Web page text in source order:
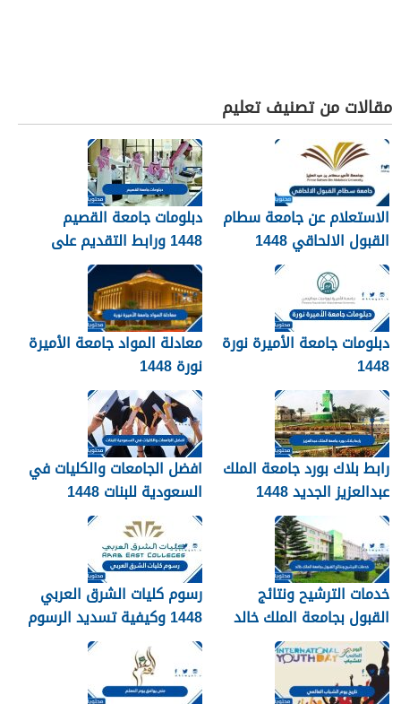
مقالات من تصنيف تعليم
الاستعلام عن جامعة سطام
القبول الالحاقي 1448
دبلومات جامعة القصيم
1448 ورابط التقديم على
دبلومات جامعة القصيم
qudcss.com
دبلومات جامعة الأميرة نورة
1448
معادلة المواد جامعة الأميرة
نورة 1448
رابط بلاك بورد جامعة الملك
عبدالعزيز الجديد 1448
blackboard kau
افضل الجامعات والكليات في
السعودية للبنات 1448
خدمات الترشيح ونتائج
القبول بجامعة الملك خالد
1448
رسوم كليات الشرق العربي
1448 وكيفية تسديد الرسوم